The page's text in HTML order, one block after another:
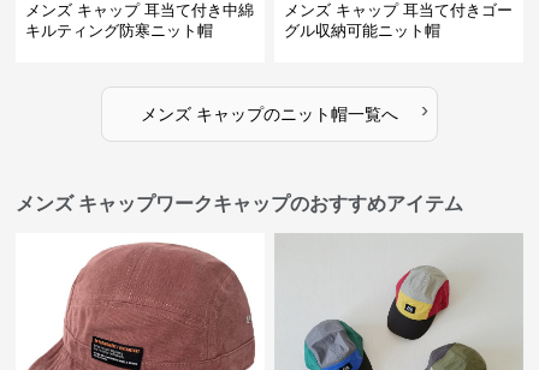
メンズ キャップ 耳当て付き中綿
キルティング防寒ニット帽
メンズ キャップ 耳当て付きゴー
グル収納可能ニット帽
メンズ キャップのニット帽一覧へ ›
メンズ キャップワークキャップのおすすめアイテム